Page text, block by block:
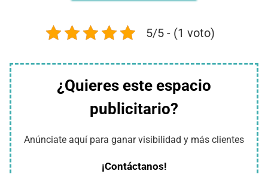
5/5 - (1 voto)
¿Quieres este espacio
publicitario?
Anúnciate aquí para ganar visibilidad y más clientes
¡Contáctanos!